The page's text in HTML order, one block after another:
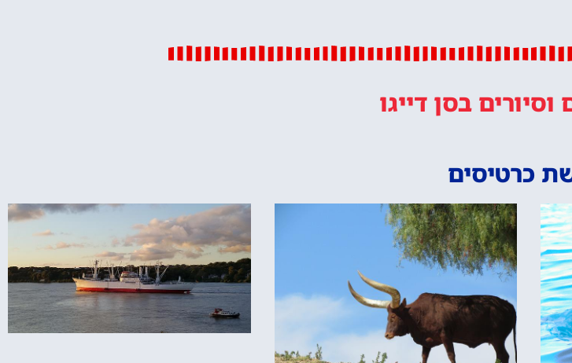
וסיורים בסן דייגו
כרטיסים